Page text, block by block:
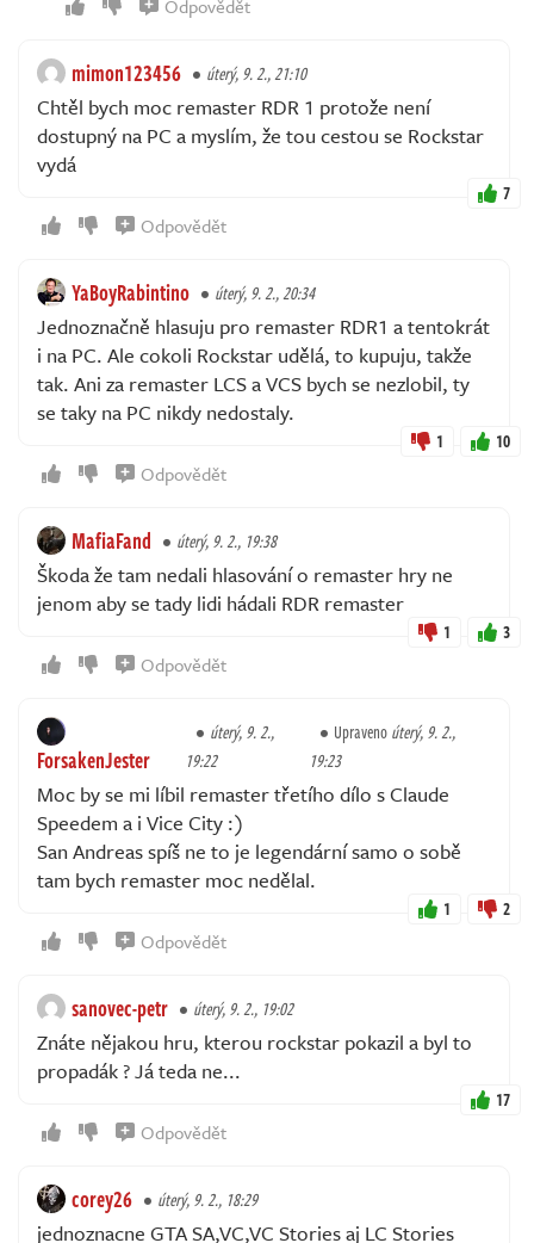
Odpovědět
mimon123456 úterý, 9. 2., 21:10
Chtěl bych moc remaster RDR 1 protože není
dostupný na PC a myslím, že tou cestou se Rockstar
vydá
7
Odpovědět
YaBoyRabintino úterý, 9. 2., 20:34
Jednoznačně hlasuju pro remaster RDR1 a tentokrát
i na PC. Ale cokoli Rockstar udělá, to kupuju, takže
tak. Ani za remaster LCS a VCS bych se nezlobil, ty
se taky na PC nikdy nedostaly.
1 10
Odpovědět
MafiaFand úterý, 9. 2., 19:38
Škoda že tam nedali hlasování o remaster hry ne
jenom aby se tady lidi hádali RDR remaster
1 3
Odpovědět
ForsakenJester
úterý, 9. 2.,
19:22
Upravenoúterý, 9. 2.,
19:23
Moc by se mi líbil remaster třetího dílo s Claude
Speedem a i Vice City :)
San Andreas spíš ne to je legendární samo o sobě
tam bych remaster moc nedělal.
1 2
Odpovědět
sanovec-petr úterý, 9. 2., 19:02
Znáte nějakou hru, kterou rockstar pokazil a byl to
propadák ? Já teda ne...
17
Odpovědět
corey26 úterý, 9. 2., 18:29
jednoznacne GTA SA,VC,VC Stories aj LC Stories